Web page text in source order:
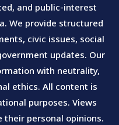
and public-interest
We provide structured
civic issues, social
updates. Our
with neutrality,
ethics. All content is
purposes. Views
their personal opinions.